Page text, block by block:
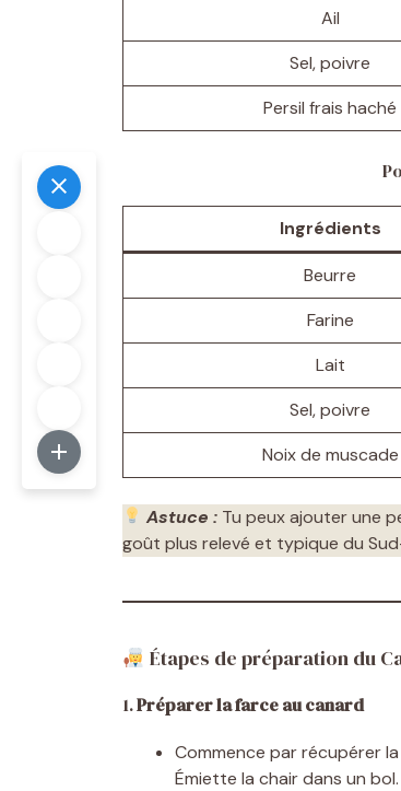
Ail
Sel, poivre
Persil frais haché
Ingrédients
Beurre
Farine
Lait
Sel, poivre
Noix de muscade
Astuce : Tu peux ajouter une
goût plus relevé et typique du
Étapes de préparation du
1.Préparer la farce au canard
Commence par récupérer
Émiette la chair dans un bol.